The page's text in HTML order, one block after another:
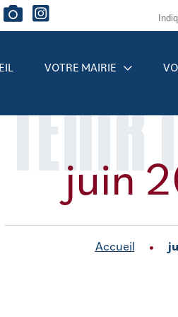
VOTRE MAIRIE
juin
Accueil